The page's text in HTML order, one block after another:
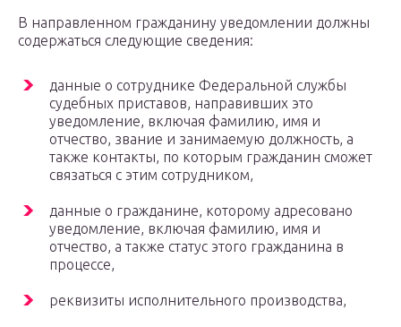
В направленном гражданину уведомлении должны
содержаться следующие сведения:
данные о сотруднике Федеральной службы
судебных приставов, направивших это
уведомление, включая фамилию, имя и
отчество, звание и занимаемую должность, а
также контакты, по которым гражданин сможет
связаться с этим сотрудником,
данные о гражданине, которому адресовано
уведомление, включая фамилию, имя и
отчество, а также статус этого гражданина в
процессе,
реквизиты исполнительного производства,